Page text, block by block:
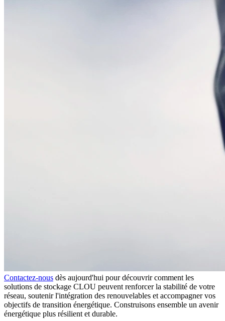
Contactez-nous dès aujourd'hui pour découvrir comment les
solutions de stockage CLOU peuvent renforcer la stabilité de votre
réseau, soutenir l'intégration des renouvelables et accompagner vos
objectifs de transition énergétique. Construisons ensemble un avenir
énergétique plus résilient et durable.